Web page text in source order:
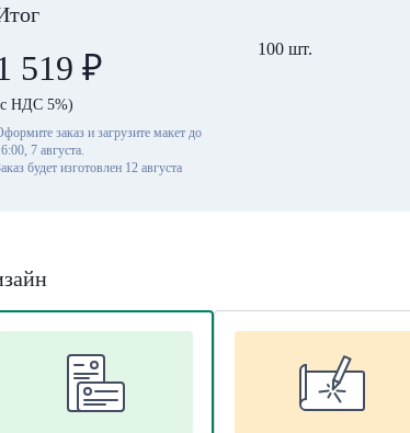
519 ₽
НДС 5%)
заказ и загрузите макет до
7 августа.
будет изготовлен 12 августа
100 шт.